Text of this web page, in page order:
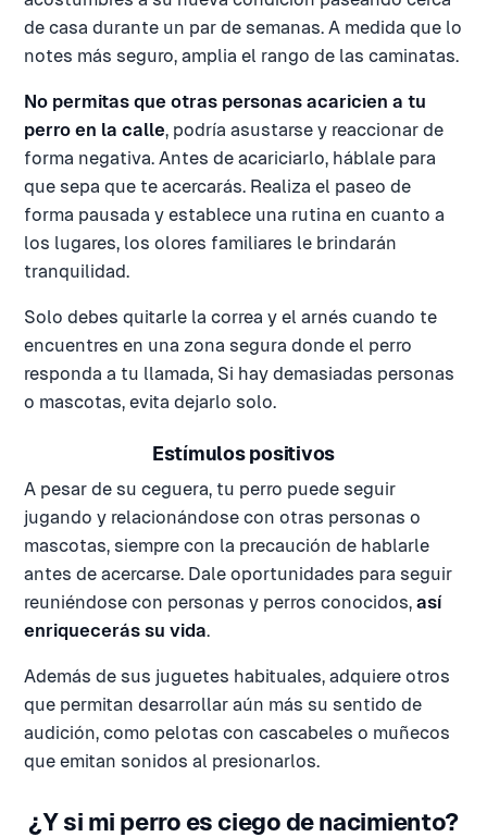
de casa durante un par de semanas. A medida que lo
notes más seguro, amplia el rango de las caminatas.
No permitas que otras personas acaricien a tu
perro en la calle, podría asustarse y reaccionar de
forma negativa. Antes de acariciarlo, háblale para
que sepa que te acercarás. Realiza el paseo de
forma pausada y establece una rutina en cuanto a
los lugares, los olores familiares le brindarán
tranquilidad.
Solo debes quitarle la correa y el arnés cuando te
encuentres en una zona segura donde el perro
responda a tu llamada, Si hay demasiadas personas
o mascotas, evita dejarlo solo.
Estímulos positivos
A pesar de su ceguera, tu perro puede seguir
jugando y relacionándose con otras personas o
mascotas, siempre con la precaución de hablarle
antes de acercarse. Dale oportunidades para seguir
reuniéndose con personas y perros conocidos, así
enriquecerás su vida.
Además de sus juguetes habituales, adquiere otros
que permitan desarrollar aún más su sentido de
audición, como pelotas con cascabeles o muñecos
que emitan sonidos al presionarlos.
¿Y si mi perro es ciego de nacimiento?